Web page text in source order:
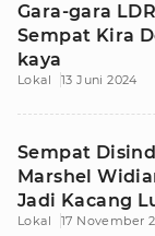
Gara-gara
Sempat Kira
kaya
Lokal 13 Juni 2024
Sempat
Marshel
Jadi Kacang
Lokal 17 November